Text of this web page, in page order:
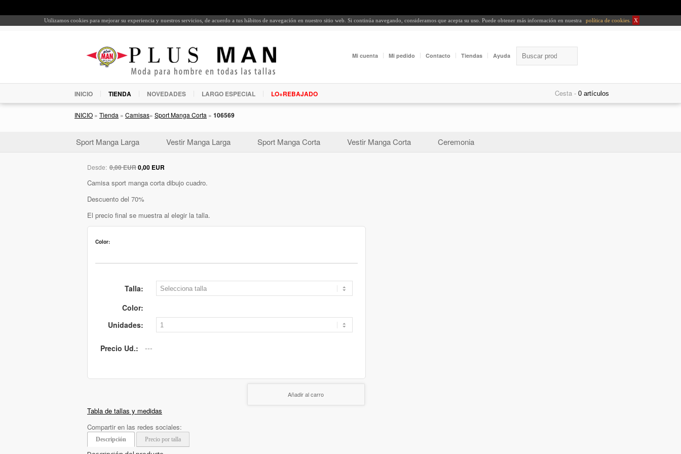
Utilizamos cookies para mejorar su experiencia y nuestros servicios, de acuerdo a tus hábitos de navegación en nuestro sitio web. Si continúa navegando, consideramos que acepta su uso. Puede obtener más información en nuestra política de cookies X
Mi cuenta Mi pedido Contacto Tiendas Ayuda
INICIO TIENDA NOVEDADES LARGO ESPECIAL LO+REBAJADO Cesta -
INICIO » Tienda » Camisas» Sport Manga Corta » 106569
Sport Manga Larga Vestir Manga Larga Sport Manga Corta Vestir Manga Corta Ceremonia
Desde: 0,00 EUR0,00 EUR
Camisa sport manga corta dibujo cuadro.
Descuento del 70%
El precio final se muestra al elegir la talla.
Color:
Talla:
Color:
Unidades:
Precio Ud.:
Añadir al carro
Tabla de tallas y medidas
Compartir en las redes sociales:
Descripción Precio por talla